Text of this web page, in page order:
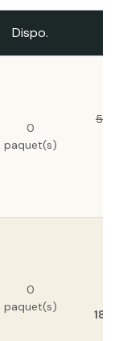
fibre de
fibre de
fibre de
fibre de
Dispo.
0
paquet(s)
5,43
0
paquet(s)
18,19